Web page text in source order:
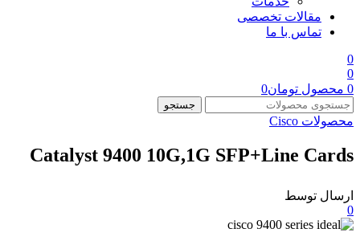
مقالات تخصصی
تماس با ما
0
0
0 محصول تومان0
جستجو
محصولات Cisco
Catalyst 9400 10G,1G SFP+Line Cards
ارسال توسط
0